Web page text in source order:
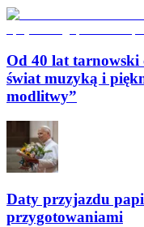
Od 40 lat tarnowski
świat muzyką i
modlitwy”
Daty przyjazdu
przygotowaniami